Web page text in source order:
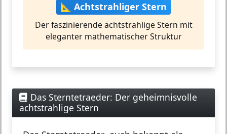
📐 Achtstrahliger Stern
Der faszinierende achtstrahlige Stern mit
eleganter mathematischer Struktur
Das Sterntetraeder: Der geheimnisvolle
achtstrahlige Stern